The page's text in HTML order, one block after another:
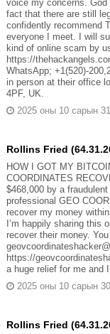
voice my concerns.
fact that there are still
confidently recommend
everyone I meet. I will
kind of online scam by
https://
WhatsApp; +1(520)-
in person at their office
4PF, UK.
2025 оны 10 сарын 31
Rollins Fried
HOW I GOT MY
COORDINATES
$468,000 by a
professional GEO
recover my money
I’m happily sharing this
recover their money.
https://
a huge relief for me and
2025 оны 10 сарын 30
Rollins Fried